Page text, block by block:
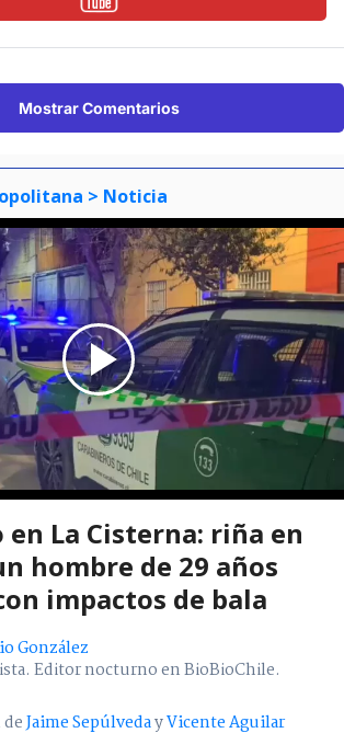
Mostrar Comentarios
> Noticia
La Cisterna: riña en
hombre de 29 años
impactos de bala
González
Editor nocturno en BioBioChile.
Jaime SepúlvedayVicente Aguilar